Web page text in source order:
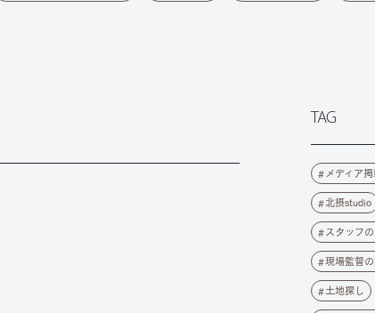
TAG
メディア掲
北摂studio
スタッフ
現場監督
土地探し